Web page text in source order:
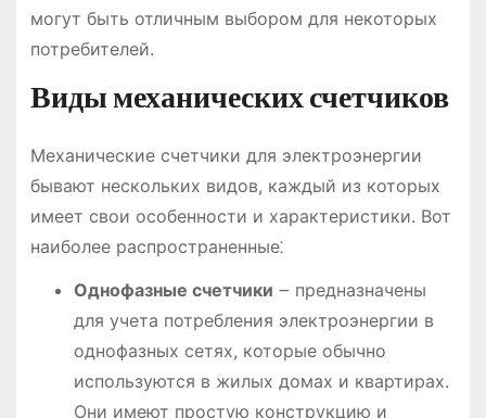
могут быть отличным выбором для некоторых
потребителей.
Виды механических счетчиков
Механические счетчики для электроэнергии
бывают нескольких видов, каждый из которых
имеет свои особенности и характеристики. Вот
наиболее распространенные⁚
Однофазные счетчики ౼ предназначены
для учета потребления электроэнергии в
однофазных сетях, которые обычно
используются в жилых домах и квартирах.
Они имеют простую конструкцию и